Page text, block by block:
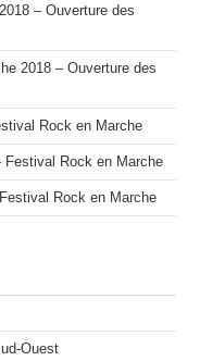
– Ouverture des
2018 – Ouverture des
Rock en Marche
Festival Rock en Marche
Rock en Marche
Ouest